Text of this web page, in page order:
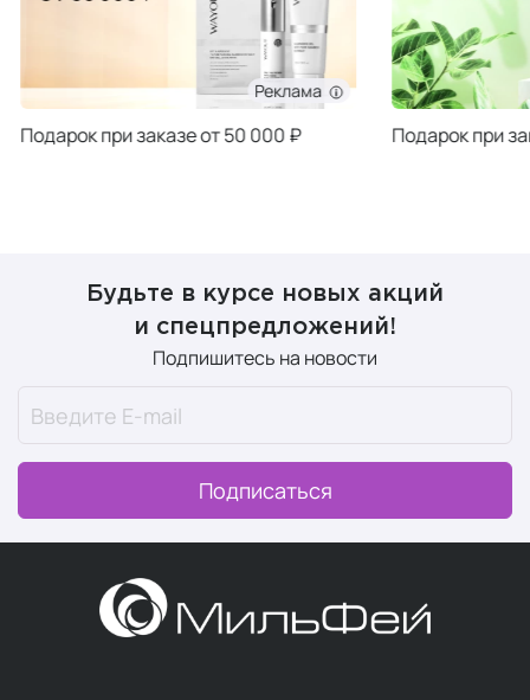
Реклама
Подарок при заказе от 50 000 ₽ Подарок при
Будьте в курсе новых акций
и спецпредложений!
Подпишитесь на новости
Подписаться